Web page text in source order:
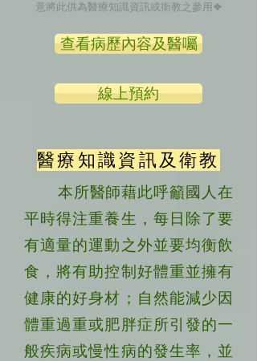
意將此供為醫療知識資訊或衛教之參用❖
查看病歷內容及醫囑
線上預約
醫療知識資訊及衛教
本所醫師藉此呼籲國人在
平時得注重養生，每日除了要
有適量的運動之外並要均衡飲
食，將有助控制好體重並擁有
健康的好身材；自然能減少因
體重過重或肥胖症所引發的一
般疾病或慢性病的發生率，並